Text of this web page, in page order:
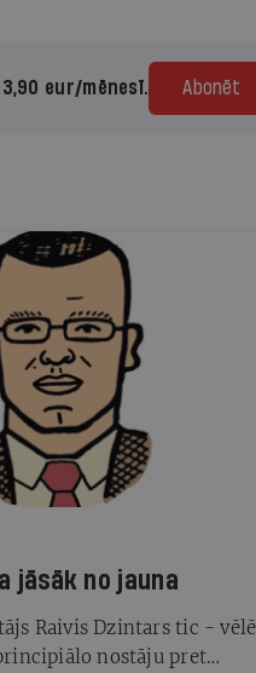
eur/mēnesī. Abonēt
jāsāk no jauna
Raivis Dzintars tic -
nostāju pret